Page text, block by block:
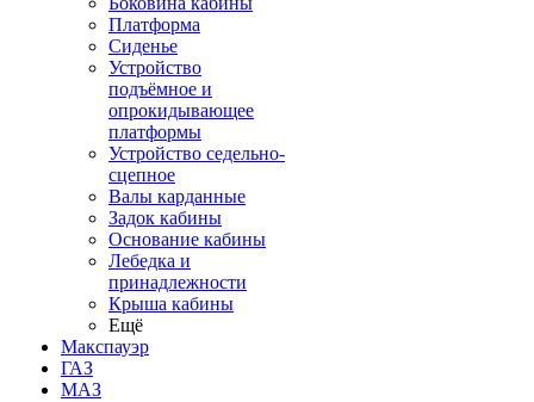
Платформа
Сиденье
Устройство
подъёмное и
опрокидывающее
платформы
Устройство седельно-
сцепное
Валы карданные
Задок кабины
Основание кабины
Лебедка и
принадлежности
Крыша кабины
Ещё
Макспауэр
ГАЗ
МАЗ